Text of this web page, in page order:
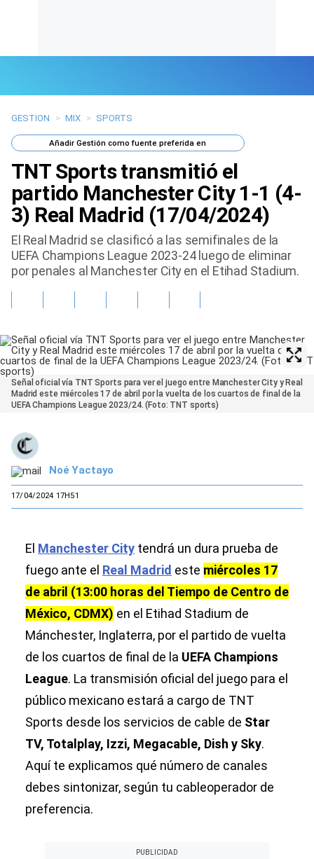
Últimas Noticias
Mi Bolsillo
Respuestas
Gente
Vida Laboral
Tendencias Mix
Sports
GESTION > MIX > SPORTS
AñadirGestión como fuente preferida en
TNT Sports transmitió el
partido Manchester City 1-1 (4-
3) Real Madrid (17/04/2024)
El Real Madrid se clasificó a las semifinales de la
UEFA Champions League 2023-24 luego de eliminar
por penales al Manchester City en el Etihad Stadium.
Señal oficial vía TNT Sports para ver el juego entre Manchester City y Real
Madrid este miércoles 17 de abril por la vuelta de los cuartos de final de la
UEFA Champions League 2023/24. (Foto: TNT sports)
Noé Yactayo
17/04/2024 17H51
El Manchester City tendrá un dura prueba de
fuego ante el Real Madrid este miércoles 17
de abril (13:00 horas del Tiempo de Centro de
México, CDMX) en el Etihad Stadium de
Mánchester, Inglaterra, por el partido de vuelta
de los cuartos de final de la UEFA Champions
League. La transmisión oficial del juego para el
público mexicano estará a cargo de TNT
Sports desde los servicios de cable de Star
TV, Totalplay, Izzi, Megacable, Dish y Sky.
Aquí te explicamos qué número de canales
debes sintonizar, según tu cableoperador de
preferencia.